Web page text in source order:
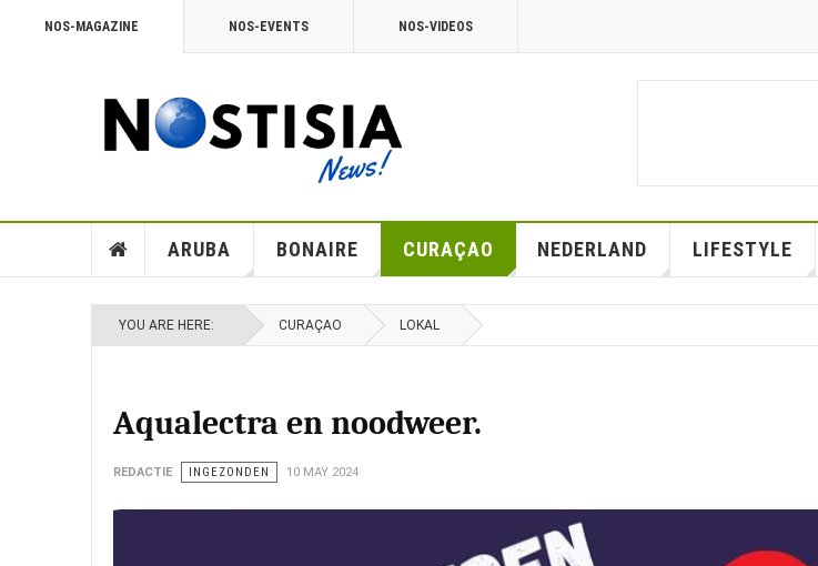
NOS-MAGAZINE NOS-EVENTS NOS-VIDEOS
ARUBA BONAIRE CURAÇAO NEDERLAND LIFESTYLE
YOU ARE HERE: CURAÇAO LOKAL
Aqualectra en noodweer.
REDACTIE INGEZONDEN 10 MAY 2024